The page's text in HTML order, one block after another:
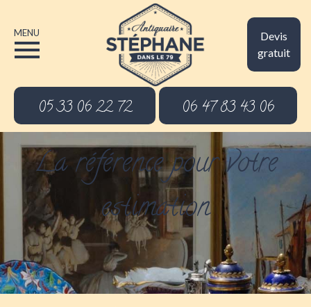
Devis
gratuit
MENU
05 33 06 22 72 06 47 83 43 06
La référence pour votre
estimation